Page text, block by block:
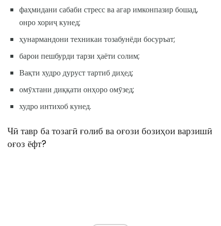
фаҳмидани сабаби стресс ва агар имконпазир бошад,
онро хориҷ кунед;
ҳунармандони техникаи тозабунёди босуръат;
барои пешбурди тарзи ҳаёти солим;
Вақти худро дуруст тартиб диҳед;
омӯхтани диққати онҳоро омӯзед;
худро интихоб кунед.
Чӣ тавр ба тозагӣ ғолиб ва оғози бозиҳои варзишӣ
оғоз ёфт?